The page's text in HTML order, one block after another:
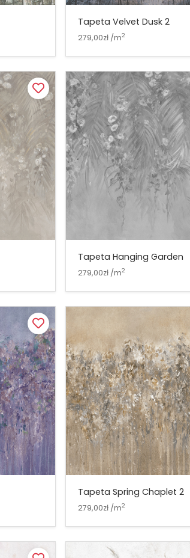
Tapeta Velvet Dusk 2
279,00zł /m2
Tapeta Hanging Garden
279,00zł /m2
Tapeta Spring Chaplet 2
279,00zł /m2